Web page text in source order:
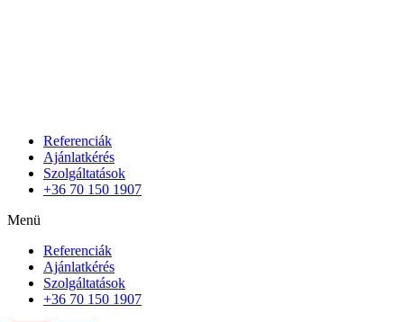
Referenciák
Ajánlatkérés
Szolgáltatások
+36 70 150 1907
Menü
Referenciák
Ajánlatkérés
Szolgáltatások
+36 70 150 1907